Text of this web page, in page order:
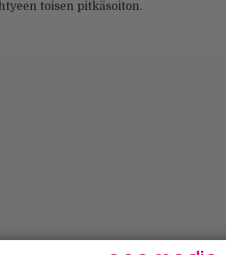
toisen pitkäsoiton.